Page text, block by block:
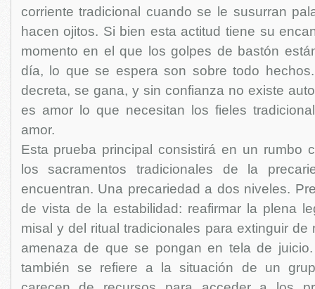
corriente tradicional cuando se le susurran
hacen ojitos. Si bien esta actitud tiene su
momento en el que los golpes de bastón
día, lo que se espera son sobre todo
decreta, se gana, y sin confianza no existe
es amor lo que necesitan los fieles
amor.
Esta prueba principal consistirá en un rumbo
los sacramentos tradicionales de la
encuentran. Una precariedad a dos niveles.
de vista de la estabilidad: reafirmar la plena
misal y del ritual tradicionales para extinguir de
amenaza de que se pongan en tela de
también se refiere a la situación de un